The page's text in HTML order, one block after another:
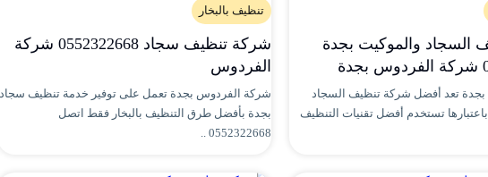
السجاد والموكيت بجدة
تعد أفضل شركة تنظيف السجاد
تستخدم أفضل تقنيات التنظيف
تنظيف بالبخار
شركة تنظيف سجاد 0552322668 شركة
الفردوس
شركة الفردوس بجدة تعمل على توفير خدمة تنظيف سجاد
بجدة بأفضل طرق التنظيف بالبخار فقط اتصل
0552322668 ..